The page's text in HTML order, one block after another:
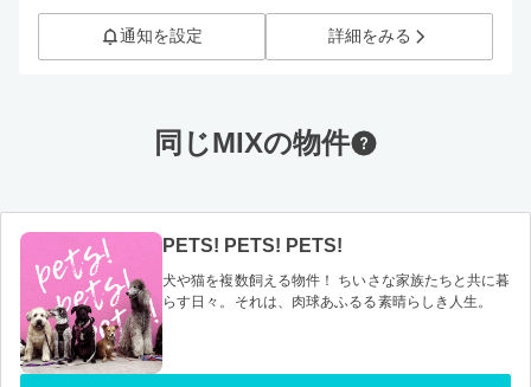
通知を設定 詳細をみる
同じMIXの物件
PETS! PETS! PETS!
犬や猫を複数飼える物件！ ちいさな家族たちと共に暮
らす日々。それは、肉球あふるる素晴らしき人生。